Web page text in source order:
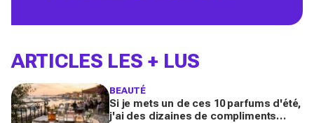
ARTICLES LES + LUS
BEAUTÉ
Si je mets un de ces 10 parfums d'été,
j'ai des dizaines de compliments